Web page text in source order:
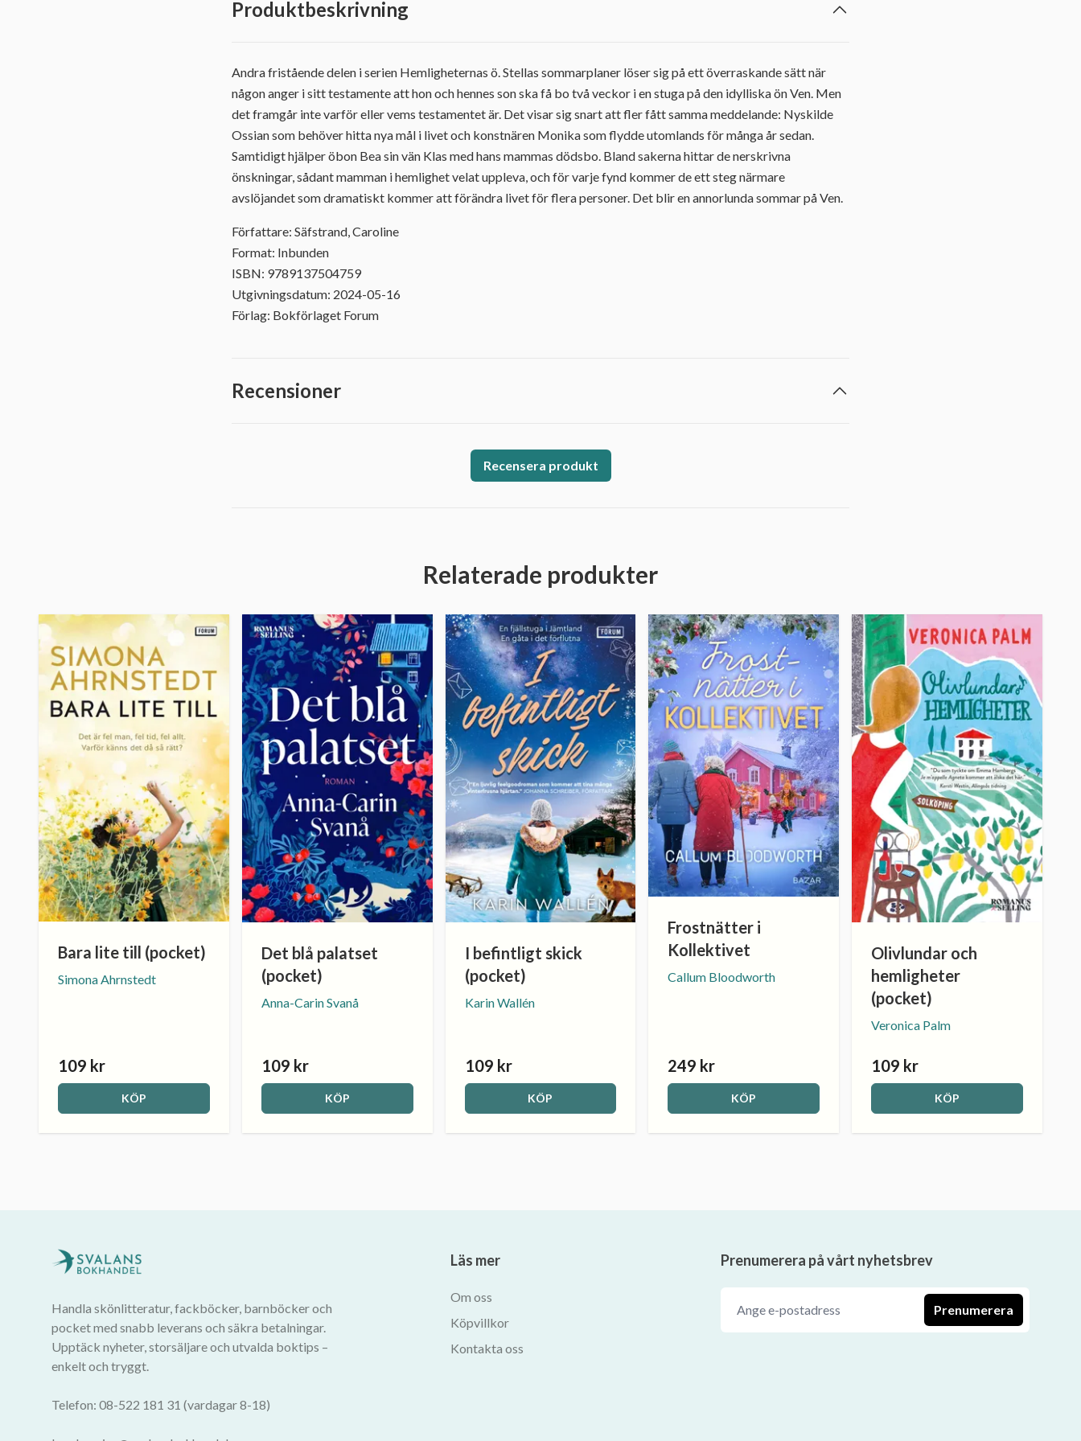
Produktbeskrivning
Andra fristående delen i serien Hemligheternas ö. Stellas sommarplaner löser sig på ett överraskande sätt när
någon anger i sitt testamente att hon och hennes son ska få bo två veckor i en stuga på den idylliska ön Ven. Men
det framgår inte varför eller vems testamentet är. Det visar sig snart att fler fått samma meddelande: Nyskilde
Ossian som behöver hitta nya mål i livet och konstnären Monika som flydde utomlands för många år sedan.
Samtidigt hjälper öbon Bea sin vän Klas med hans mammas dödsbo. Bland sakerna hittar de nerskrivna
önskningar, sådant mamman i hemlighet velat uppleva, och för varje fynd kommer de ett steg närmare
avslöjandet som dramatiskt kommer att förändra livet för flera personer. Det blir en annorlunda sommar på Ven.
Författare: Säfstrand, Caroline
Format: Inbunden
ISBN: 9789137504759
Utgivningsdatum: 2024-05-16
Förlag: Bokförlaget Forum
Recensioner
Recensera produkt
Relaterade produkter
Bara lite till (pocket)
Simona Ahrnstedt
109 kr
KÖP
Det blå palatset
(pocket)
Anna-Carin Svanå
109 kr
KÖP
I befintligt skick
(pocket)
Karin Wallén
109 kr
KÖP
Frostnätter i
Kollektivet
Callum Bloodworth
249 kr
KÖP
Olivlundar och
hemligheter
(pocket)
Veronica Palm
109 kr
KÖP
Handla skönlitteratur, fackböcker, barnböcker och
pocket med snabb leverans och säkra betalningar.
Upptäck nyheter, storsäljare och utvalda boktips –
enkelt och tryggt.
Telefon: 08-522 181 31 (vardagar 8-18)
Läs mer
Om oss
Köpvillkor
Kontakta oss
Prenumerera på vårt nyhetsbrev
Prenumerera